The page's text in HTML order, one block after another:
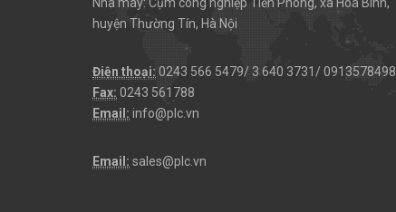
huyện Thường Tín, Hà Nội
Điện thoại: 0243 566 5479/ 3 640 3731/ 0913578498
Fax: 0243 561788
Email: info@plc.vn
Email: sales@plc.vn